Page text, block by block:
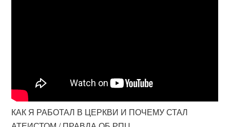
КАК Я РАБОТАЛ В ЦЕРКВИ И ПОЧЕМУ СТАЛ